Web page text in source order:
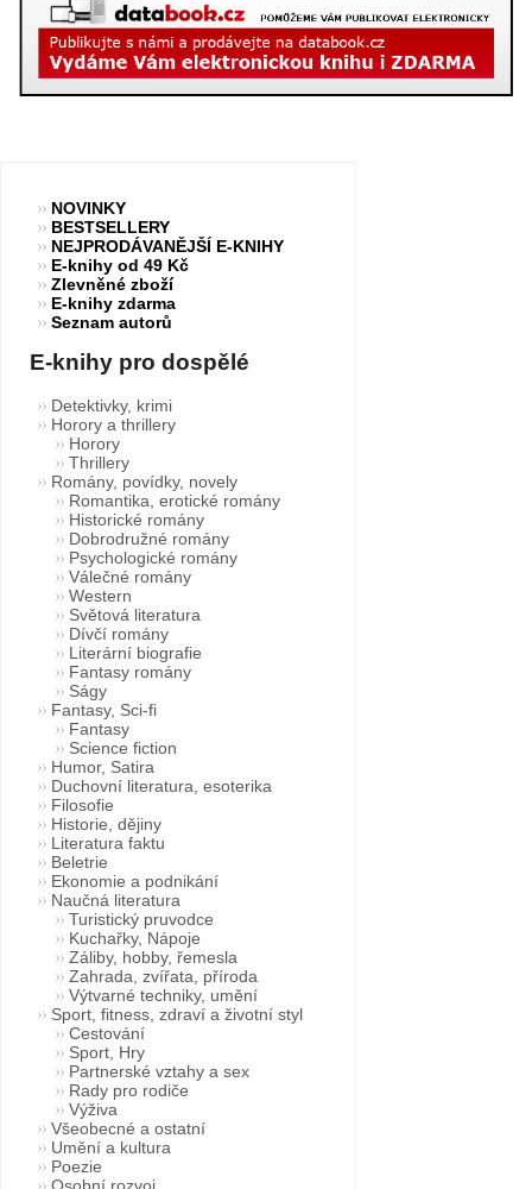
NOVINKY
BESTSELLERY
NEJPRODÁVANĚJŠÍ E-KNIHY
E-knihy od 49 Kč
Zlevněné zboží
E-knihy zdarma
Seznam autorů
E-knihy pro dospělé
Detektivky, krimi
Horory a thrillery
Horory
Thrillery
Romány, povídky, novely
Romantika, erotické romány
Historické romány
Dobrodružné romány
Psychologické romány
Válečné romány
Western
Světová literatura
Dívčí romány
Literární biografie
Fantasy romány
Ságy
Fantasy, Sci-fi
Fantasy
Science fiction
Humor, Satira
Duchovní literatura, esoterika
Filosofie
Historie, dějiny
Literatura faktu
Beletrie
Ekonomie a podnikání
Naučná literatura
Turistický pruvodce
Kuchařky, Nápoje
Záliby, hobby, řemesla
Zahrada, zvířata, příroda
Výtvarné techniky, umění
Sport, fitness, zdraví a životní styl
Cestování
Sport, Hry
Partnerské vztahy a sex
Rady pro rodiče
Výživa
Všeobecné a ostatní
Umění a kultura
Poezie
Osobní rozvoj